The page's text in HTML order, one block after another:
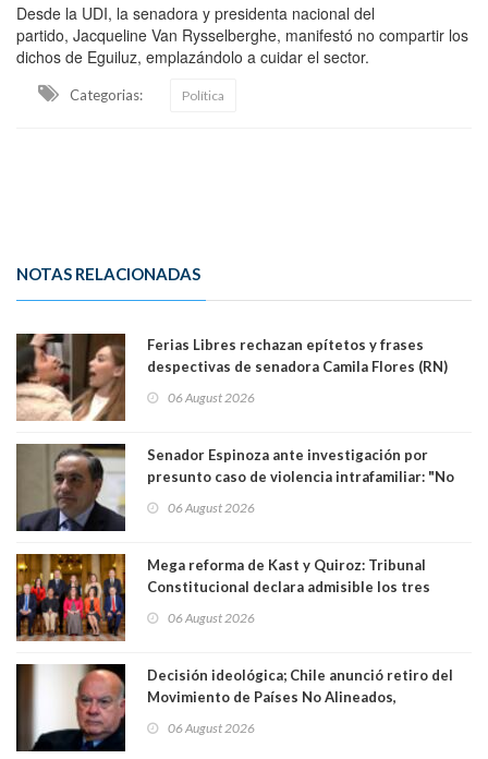
Desde la UDI, la senadora y presidenta nacional del
partido, Jacqueline Van Rysselberghe, manifestó no compartir los
dichos de Eguiluz, emplazándolo a cuidar el sector.
Categorias: Política
NOTAS RELACIONADAS
Ferias Libres rechazan epítetos y frases
despectivas de senadora Camila Flores (RN)
06 August 2026
Senador Espinoza ante investigación por
presunto caso de violencia intrafamiliar: "No
antecedentes a Tribunal Supremo
06 August 2026
Mega reforma de Kast y Quiroz: Tribunal
Constitucional declara admisible los tres
06 August 2026
Decisión ideológica; Chile anunció retiro del
Movimiento de Países No Alineados,
1971. Excanciller Insulza lamentó decisión
06 August 2026